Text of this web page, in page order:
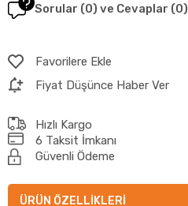
Sorular (0) ve Cevaplar (0)
Favorilere Ekle
Fiyat Düşünce Haber Ver
Hızlı Kargo
6 Taksit İmkanı
Güvenli Ödeme
ÜRÜN ÖZELLIKLERI